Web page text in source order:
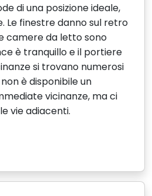
di una posizione ideale,
Le finestre danno sul retro
camere da letto sono
è tranquillo e il portiere
si trovano numerosi
è disponibile un
vicinanze, ma ci
vie adiacenti.